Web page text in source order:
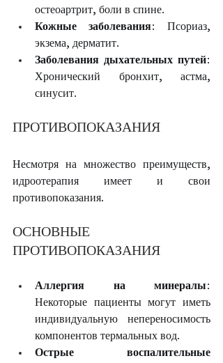
остеоартрит, боли в спине.
Кожные заболевания: Псориаз,
экзема, дерматит.
Заболевания дыхательных путей:
Хронический бронхит, астма,
синусит.
ПРОТИВОПОКАЗАНИЯ
Несмотря на множество преимуществ,
идроотерапия имеет и свои
противопоказания.
ОСНОВНЫЕ
ПРОТИВОПОКАЗАНИЯ
Аллергия на минералы:
Некоторые пациенты могут иметь
индивидуальную непереносимость
компонентов термальных вод.
Острые воспалительные